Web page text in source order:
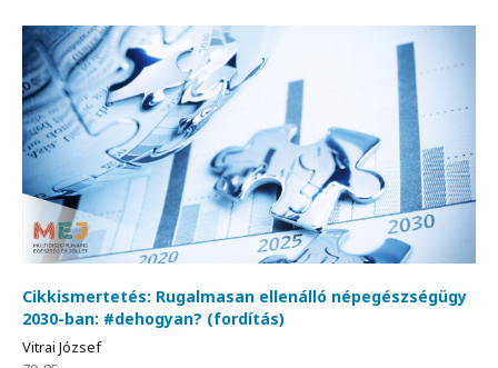
Cikkismertetés: Rugalmasan ellenálló népegészségügy
2030-ban: #dehogyan? (fordítás)
Vitrai József